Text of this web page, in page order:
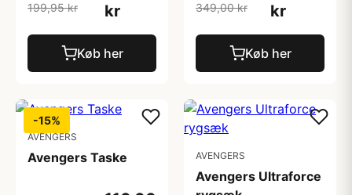
199,95 kr
kr
Køb her
349,00 kr
kr
Køb her
-15%
AVENGERS
Avengers Taske AVENGERS
Avengers Ultraforce